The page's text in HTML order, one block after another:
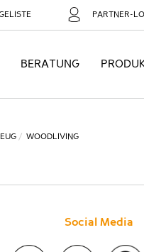
PARTNER-
BERATUNG
WOODLIVING
Social Media